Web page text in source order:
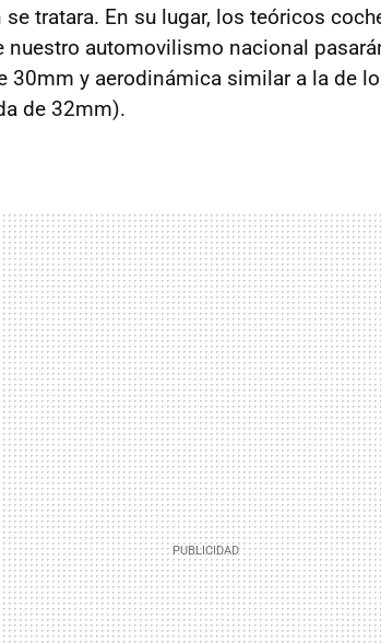
tratara. En su lugar, los teóricos
nuestro automovilismo nacional
30mm y aerodinámica similar a la de
de 32mm).